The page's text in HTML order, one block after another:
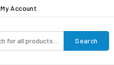
My Account
Search